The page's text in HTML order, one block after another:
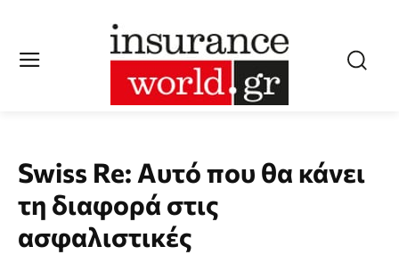
Swiss Re: Αυτό που θα κάνει
τη διαφορά στις
ασφαλιστικές